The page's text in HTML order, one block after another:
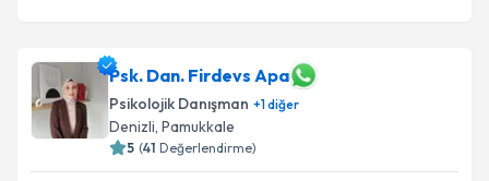
Psk. Dan. Firdevs Apa
Psikolojik Danışman +1diğer
Denizli, Pamukkale
5 (41 Değerlendirme)